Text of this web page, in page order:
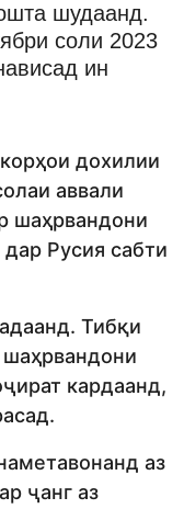
шудаанд.
соли 2023
ин
дохилии
аввали
шаҳрвандони
Русия сабти
Тибқи
кардаанд,
аз
ҷанг аз